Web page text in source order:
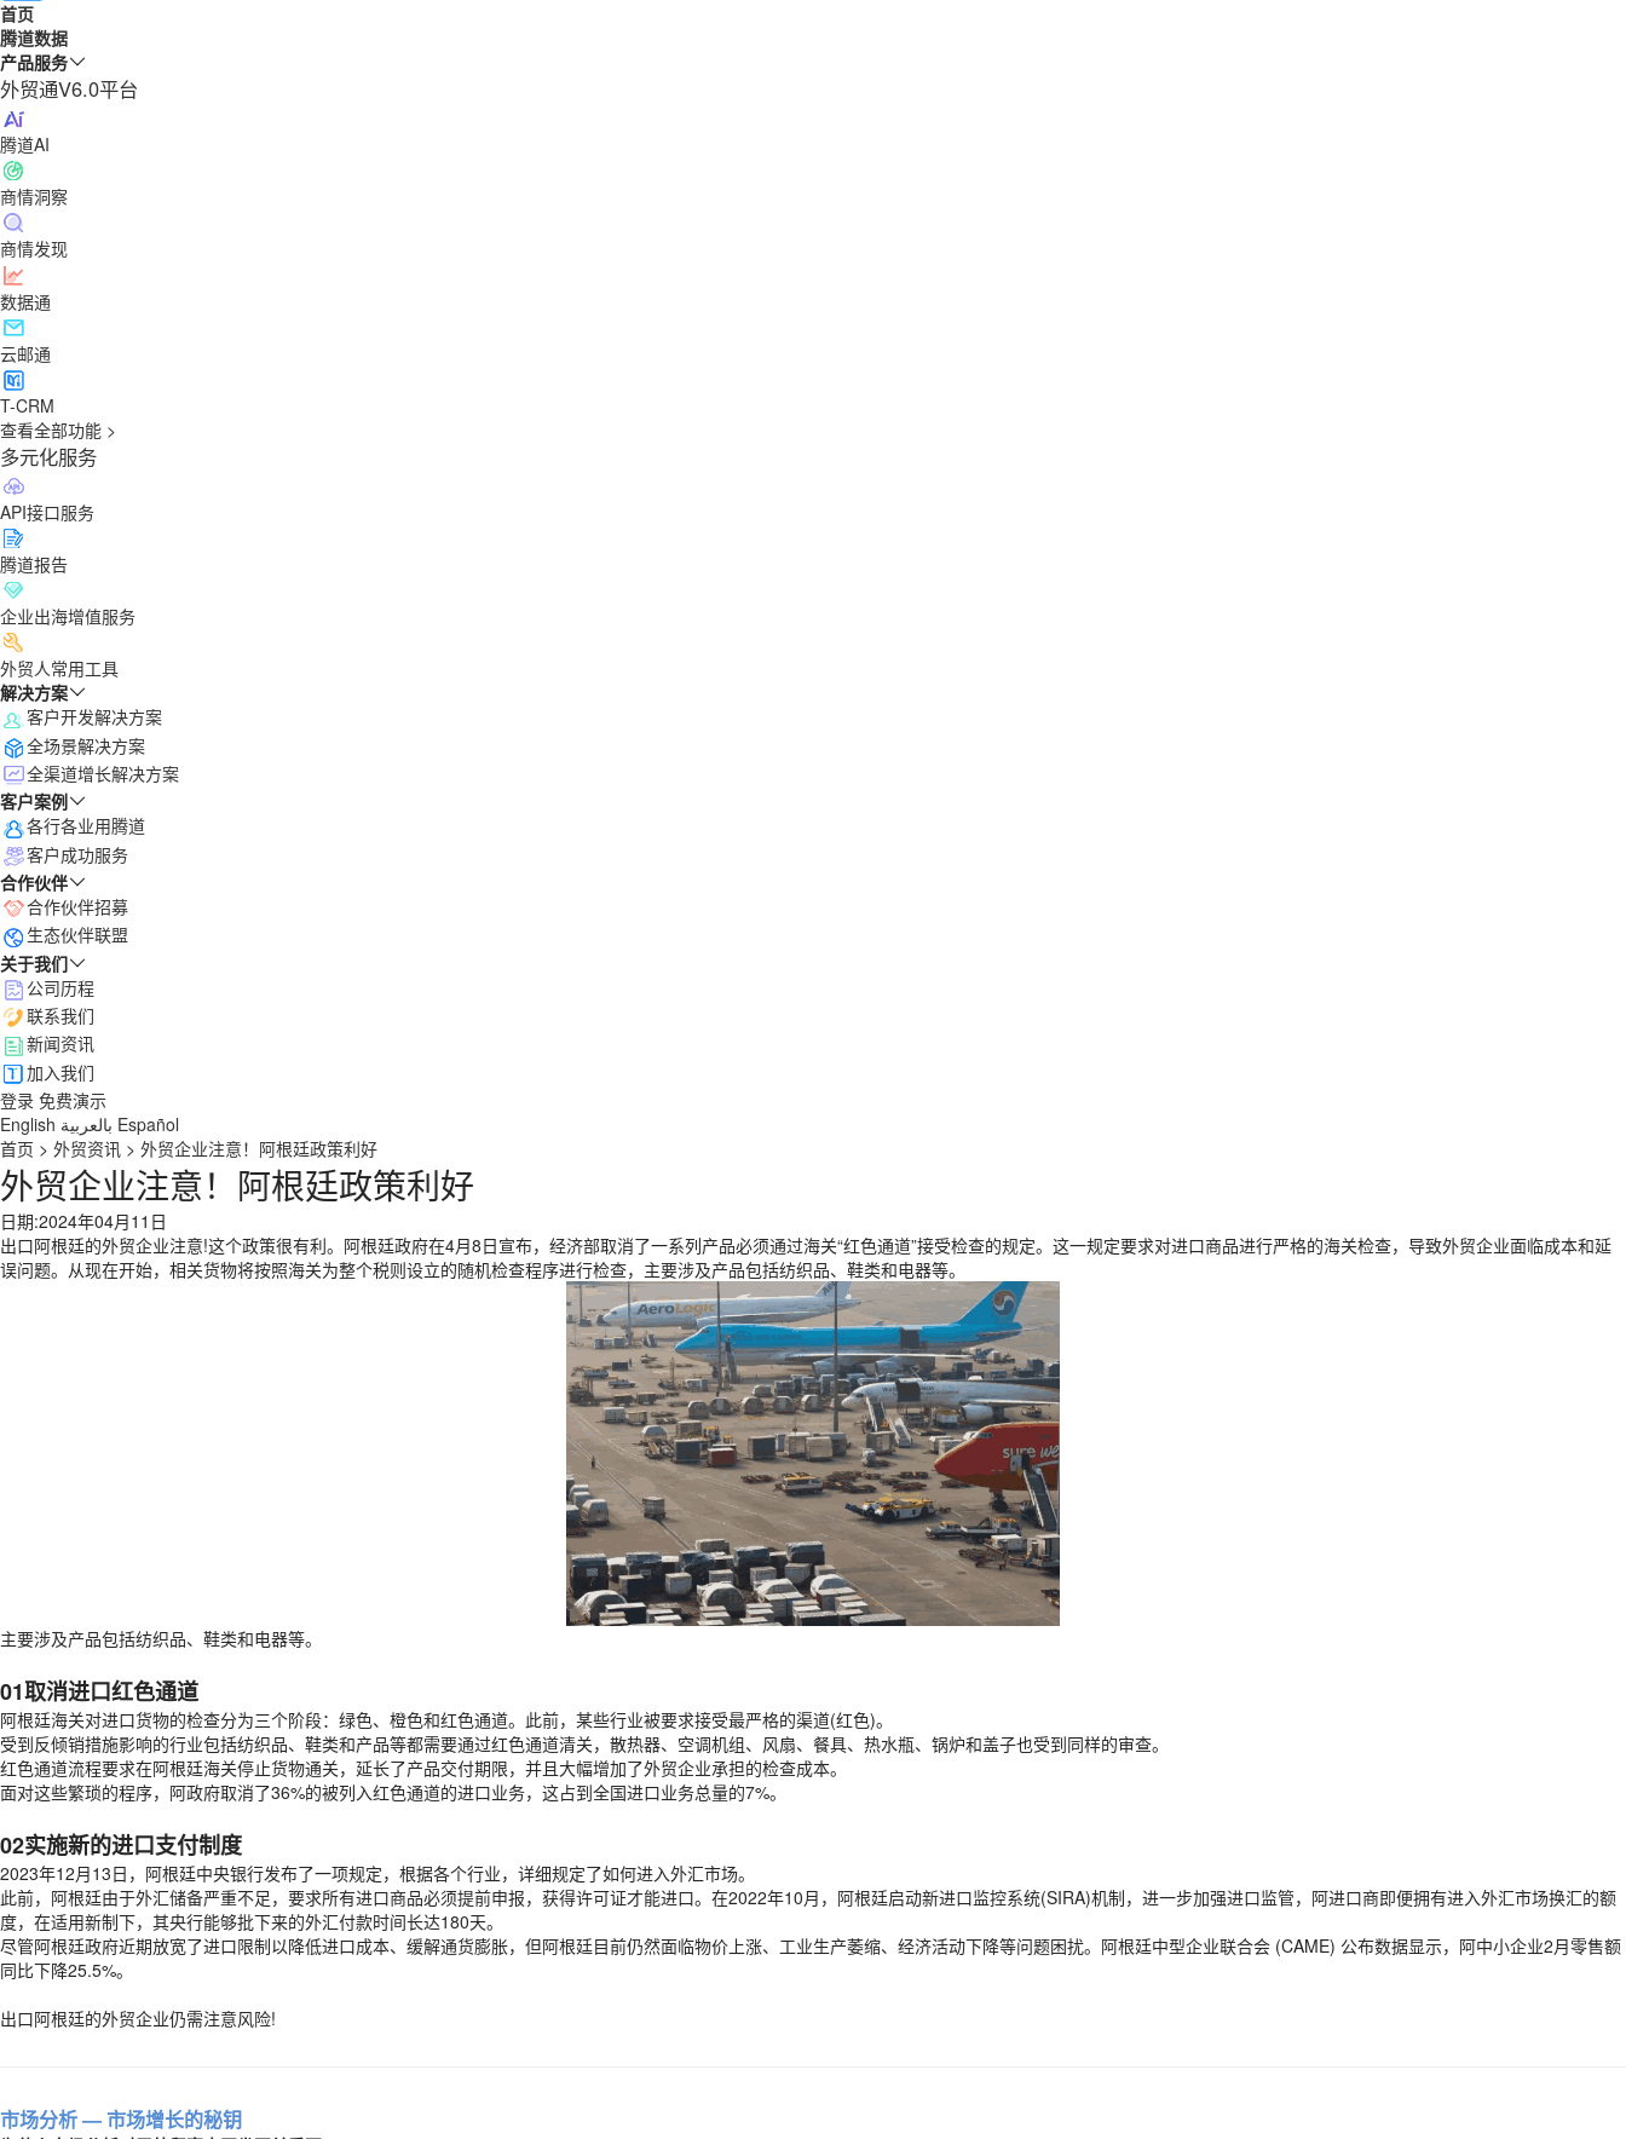
首页
腾道数据
产品服务
外贸通V6.0平台
腾道AI
商情洞察
商情发现
数据通
云邮通
T-CRM
查看全部功能 >
多元化服务
API接口服务
腾道报告
企业出海增值服务
外贸人常用工具
解决方案
客户开发解决方案
全场景解决方案
全渠道增长解决方案
客户案例
各行各业用腾道
客户成功服务
合作伙伴
合作伙伴招募
生态伙伴联盟
关于我们
公司历程
联系我们
新闻资讯
加入我们
登录 免费演示
English بالعربية Español
首页 > 外贸资讯 > 外贸企业注意！阿根廷政策利好
外贸企业注意！阿根廷政策利好
日期:2024年04月11日
出口阿根廷的外贸企业注意!这个政策很有利。阿根廷政府在4月8日宣布，经济部取消了一系列产品必须通过海关“红色通道”接受检查的规定。这一规定要求对进口商品进行严格的海关检查，导致外贸企业面临成本和延
误问题。从现在开始，相关货物将按照海关为整个税则设立的随机检查程序进行检查，主要涉及产品包括纺织品、鞋类和电器等。
主要涉及产品包括纺织品、鞋类和电器等。
01取消进口红色通道
阿根廷海关对进口货物的检查分为三个阶段：绿色、橙色和红色通道。此前，某些行业被要求接受最严格的渠道(红色)。
受到反倾销措施影响的行业包括纺织品、鞋类和产品等都需要通过红色通道清关，散热器、空调机组、风扇、餐具、热水瓶、锅炉和盖子也受到同样的审查。
红色通道流程要求在阿根廷海关停止货物通关，延长了产品交付期限，并且大幅增加了外贸企业承担的检查成本。
面对这些繁琐的程序，阿政府取消了36%的被列入红色通道的进口业务，这占到全国进口业务总量的7%。
02实施新的进口支付制度
2023年12月13日，阿根廷中央银行发布了一项规定，根据各个行业，详细规定了如何进入外汇市场。
此前，阿根廷由于外汇储备严重不足，要求所有进口商品必须提前申报，获得许可证才能进口。在2022年10月，阿根廷启动新进口监控系统(SIRA)机制，进一步加强进口监管，阿进口商即便拥有进入外汇市场换汇的额
度，在适用新制下，其央行能够批下来的外汇付款时间长达180天。
尽管阿根廷政府近期放宽了进口限制以降低进口成本、缓解通货膨胀，但阿根廷目前仍然面临物价上涨、工业生产萎缩、经济活动下降等问题困扰。阿根廷中型企业联合会 (CAME) 公布数据显示，阿中小企业2月零售额
同比下降25.5%。
出口阿根廷的外贸企业仍需注意风险!
市场分析— 市场增长的秘钥